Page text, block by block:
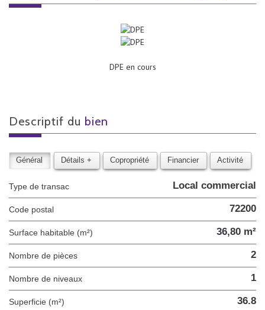
DPE en cours
descriptif du bien
Général Détails + Copropriété Financier Activité
Type de transac Local commercial
Code postal 72200
Surface habitable (m²) 36,80 m²
Nombre de pièces 2
Nombre de niveaux 1
Superficie (m²) 36.8